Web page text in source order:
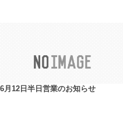
6月12日半日営業のお知らせ